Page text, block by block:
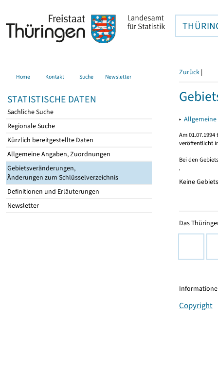
Home Kontakt Suche Newsletter
STATISTISCHE DATEN
Sachliche Suche
Regionale Suche
Kürzlich bereitgestellte Daten
Allgemeine Angaben, Zuordnungen
Gebietsveränderungen,
Änderungen zum Schlüsselverzeichnis
Definitionen und Erläuterungen
Newsletter
Zurück |
▸
Am
veröffentlicht
Bei den
Keine
Das
Copyright